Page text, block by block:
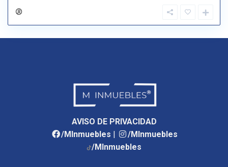
AVISO DE PRIVACIDAD
/MInmuebles |
/MInmuebles
/MInmuebles